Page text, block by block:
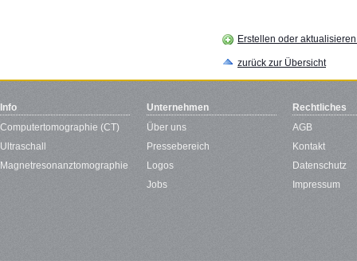
Erstellen oder
zurück zur Übersicht
Info
Computertomographie (CT)
Ultraschall
Magnetresonanztomographie
Unternehmen
Über uns
Pressebereich
Logos
Jobs
Rechtliches
AGB
Kontakt
Datenschutz
Impressum